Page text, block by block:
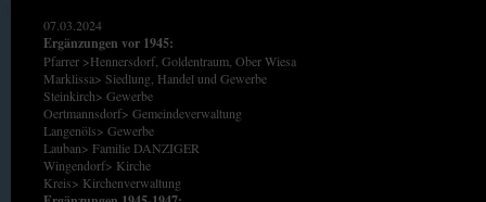
07.03.2024
Ergänzungen vor 1945:
Pfarrer >Hennersdorf, Goldentraum, Ober Wiesa
Marklissa> Siedlung, Handel und Gewerbe
Steinkirch> Gewerbe
Oertmannsdorf> Gemeindeverwaltung
Langenöls> Gewerbe
Lauban> Familie DANZIGER
Wingendorf> Kirche
Kreis> Kirchenverwaltung